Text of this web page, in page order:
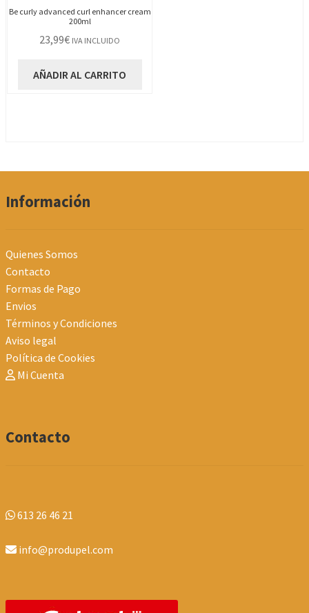
Be curly advanced curl enhancer cream
200ml
23,99€ IVA INCLUIDO
AÑADIR AL CARRITO
Información
Quienes Somos
Contacto
Formas de Pago
Envios
Términos y Condiciones
Aviso legal
Política de Cookies
Mi Cuenta
Contacto
613 26 46 21
info@produpel.com